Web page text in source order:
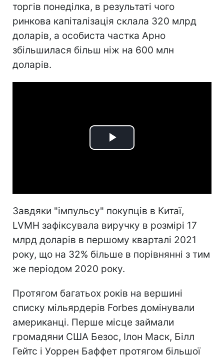
торгів понеділка, в результаті чого
ринкова капіталізація склала 320 млрд
доларів, а особиста частка Арно
збільшилася більш ніж на 600 млн
доларів.
Play
Завдяки "імпульсу" покупців в Китаї,
LVMH зафіксувала виручку в розмірі 17
млрд доларів в першому кварталі 2021
року, що на 32% більше в порівнянні з тим
же періодом 2020 року.
Протягом багатьох років на вершині
списку мільярдерів Forbes домінували
американці. Перше місце займали
громадяни США Безос, Ілон Маск, Білл
Гейтс і Уоррен Баффет протягом більшої